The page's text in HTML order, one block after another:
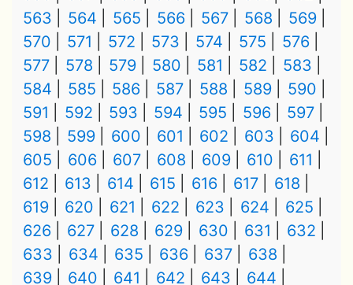
563
564 565 566 567 568
569
570
571 572 573 574 575
576
577
578 579 580 581 582
583
584
585 586 587 588 589
590
591
592 593 594 595 596
597
598
599 600 601 602 603
604
605
606 607 608 609 610
611
612
613 614 615 616 617
618
619
620 621 622 623 624
625
626
627 628 629 630 631
632
633
634 635 636 637
638
639
640 641 642 643
644